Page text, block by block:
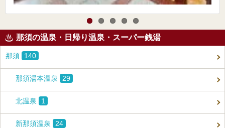
那須の温泉・日帰り温泉・スーパー銭湯
那須 140
那須湯本温泉 29
北温泉 1
新那須温泉 24